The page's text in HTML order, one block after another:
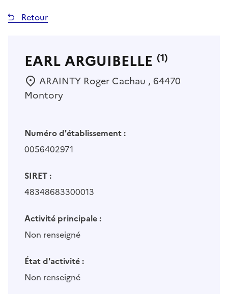
Retour
EARL ARGUIBELLE (1)
ARAINTY Roger Cachau , 64470
Montory
Numéro d'établissement :
0056402971
SIRET :
48348683300013
Activité principale :
Non renseigné
État d'activité :
Non renseigné